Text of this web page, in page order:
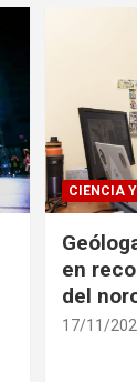
CIENCIA
en
del
17/11/